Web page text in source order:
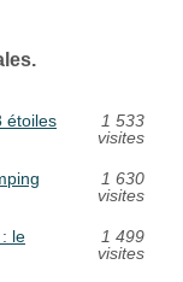
étoiles
1 533
visites
1 630
visites
le
1 499
visites